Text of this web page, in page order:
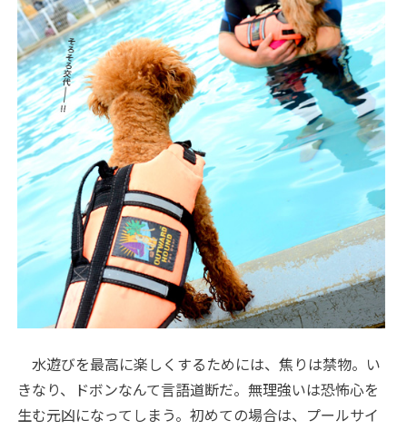
水遊びを最高に楽しくするためには、焦りは禁物。い
きなり、ドボンなんて言語道断だ。無理強いは恐怖心を
生む元凶になってしまう。初めての場合は、プールサイ